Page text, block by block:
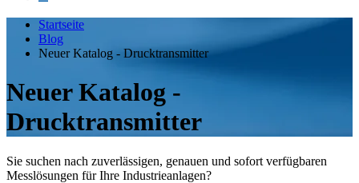
Startseite
Blog
Neuer Katalog - Drucktransmitter
Neuer Katalog -
Drucktransmitter
Sie suchen nach zuverlässigen, genauen und sofort verfügbaren
Messlösungen für Ihre Industrieanlagen?